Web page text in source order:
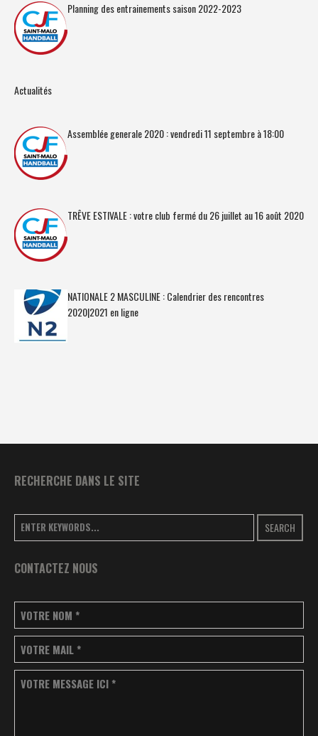
Planning des entrainements saison 2022-2023
Actualités
Assemblée generale 2020 : vendredi 11 septembre à 18:00
TRÊVE ESTIVALE : votre club fermé du 26 juillet au 16 août 2020
NATIONALE 2 MASCULINE : Calendrier des rencontres
2020|2021 en ligne
RECHERCHE DANS LE SITE
SEARCH
CONTACTEZ NOUS
VOTRE NOM *
VOTRE MAIL *
VOTRE MESSAGE ICI *